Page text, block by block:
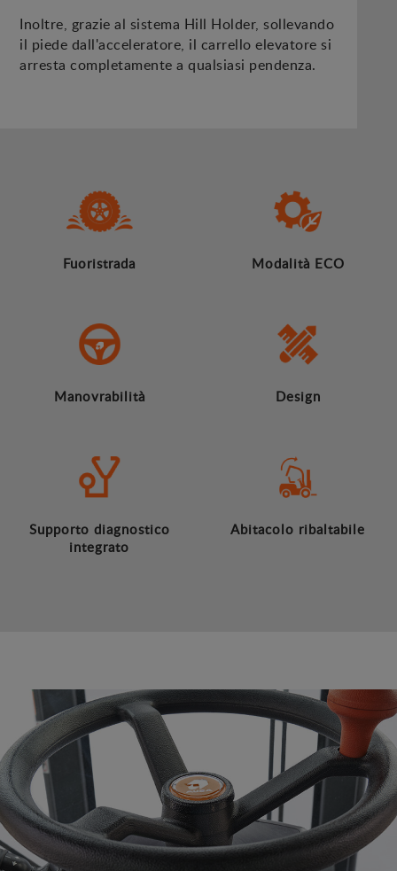
Inoltre, grazie al sistema Hill Holder, sollevando
il piede dall'acceleratore, il carrello elevatore si
arresta completamente a qualsiasi pendenza.
Fuoristrada Modalità ECO
Manovrabilità Design
Supporto diagnostico
integrato
Abitacolo ribaltabile